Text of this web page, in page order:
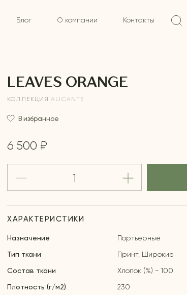
Блог О компании Контакты
LEAVES ORANGE
КОЛЛЕКЦИЯ ALICANTE
В избранное
6 500 ₽
ХАРАКТЕРИСТИКИ
Назначение Портьерные
Тип ткани Принт, Широкие
Состав ткани Хлопок (%) - 100
Плотность (г/м2) 230